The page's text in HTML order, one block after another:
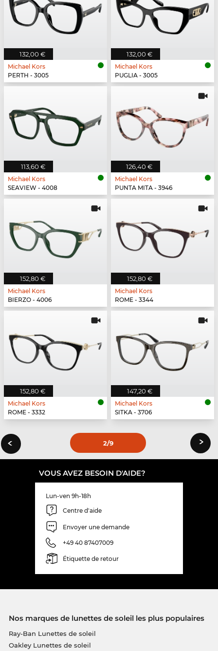
132,00 €
Michael Kors
PERTH - 3005
132,00 €
Michael Kors
PUGLIA - 3005
113,60 €
Michael Kors
SEAVIEW - 4008
126,40 €
Michael Kors
PUNTA MITA - 3946
152,80 €
Michael Kors
BIERZO - 4006
152,80 €
Michael Kors
ROME - 3344
152,80 €
Michael Kors
ROME - 3332
147,20 €
Michael Kors
SITKA - 3706
‹ 2/9 ›
VOUS AVEZ BESOIN D'AIDE?
Lun-ven 9h-18h
Centre d'aide
Envoyer une demande
+49 40 87407009
Étiquette de retour
Nos marques de lunettes de soleil les plus populaires
Ray-Ban Lunettes de soleil
Oakley Lunettes de soleil